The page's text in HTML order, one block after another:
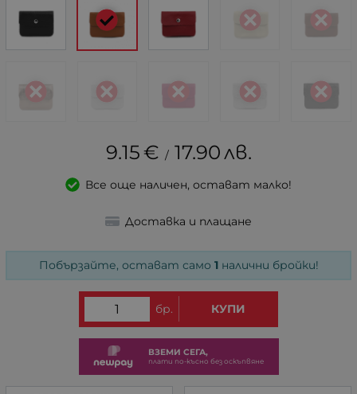
9.15€ / 17.90 лв.
Все още наличен, остават малко!
Доставка и плащане
Побързайте, остават само 1налични бройки!
бр. КУПИ
ВЗЕМИ СЕГА,
плати по-късно без оскъпвяне